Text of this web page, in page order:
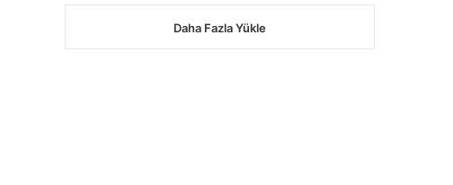
Daha Fazla Yükle